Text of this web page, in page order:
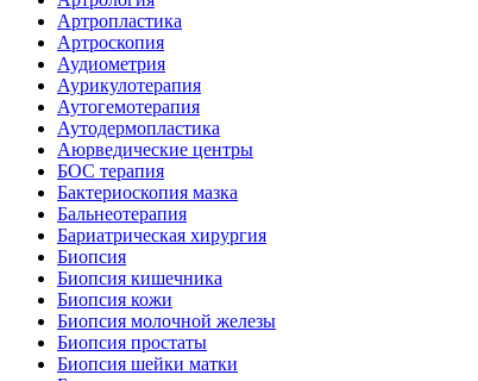
Артропластика
Артроскопия
Аудиометрия
Аурикулотерапия
Аутогемотерапия
Аутодермопластика
Аюрведические центры
БОС терапия
Бактериоскопия мазка
Бальнеотерапия
Бариатрическая хирургия
Биопсия
Биопсия кишечника
Биопсия кожи
Биопсия молочной железы
Биопсия простаты
Биопсия шейки матки